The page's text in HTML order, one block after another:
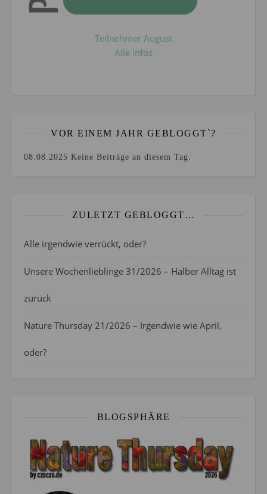
Teilnehmer August
Alle Infos
VOR EINEM JAHR GEBLOGGT`?
08.08.2025 Keine Beiträge an diesem Tag.
ZULETZT GEBLOGGT…
Alle irgendwie verrückt, oder?
Unsere Wochenlieblinge 31/2026 – Halber Alltag ist
zurück
Nature Thursday 21/2026 – Irgendwie wie April,
oder?
BLOGSPHÄRE